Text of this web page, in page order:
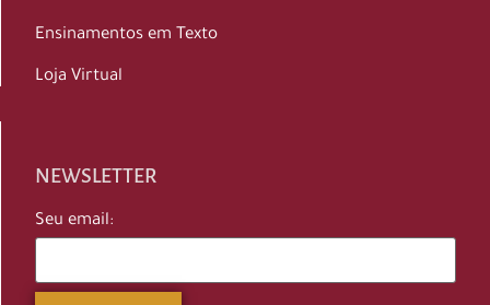
Ensinamentos em Texto
Loja Virtual
NEWSLETTER
Seu email: